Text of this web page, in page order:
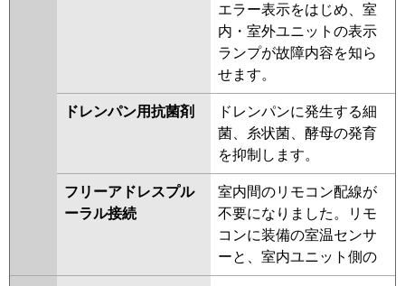
エラー表示をはじめ、室
内・室外ユニットの表示
ランプが故障内容を知ら
せます。
ドレンパン用抗菌剤
ドレンパンに発生する細
菌、糸状菌、酵母の発育
を抑制します。
フリーアドレスプル
ーラル接続
室内間のリモコン配線が
不要になりました。リモ
コンに装備の室温センサ
ーと、室内ユニット側の